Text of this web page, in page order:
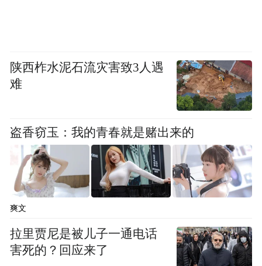
陕西柞水泥石流灾害致3人遇
难
盗香窃玉：我的青春就是赌出来的
爽文
拉里贾尼是被儿子一通电话
害死的？回应来了